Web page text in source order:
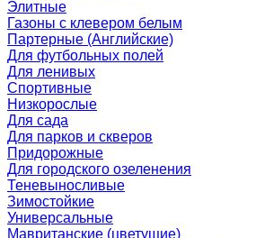
Элитные
Газоны с клевером белым
Партерные (Английские)
Для футбольных полей
Для ленивых
Спортивные
Низкорослые
Для сада
Для парков и скверов
Придорожные
Для городского озеленения
Теневыносливые
Зимостойкие
Универсальные
Мавританские (цветущие)